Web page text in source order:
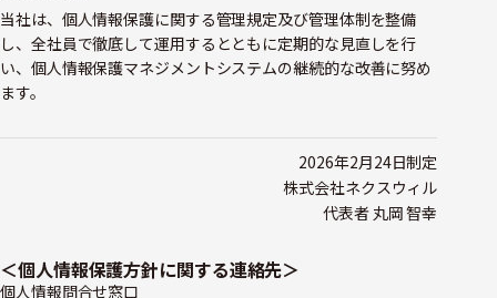
当社は、個人情報保護に関する管理規定及び管理体制を整備
し、全社員で徹底して運用するとともに定期的な見直しを行
い、個人情報保護マネジメントシステムの継続的な改善に努め
ます。
2026年2月24日制定
株式会社ネクスウィル
代表者 丸岡 智幸
＜個人情報保護方針に関する連絡先＞
個人情報問合せ窓口